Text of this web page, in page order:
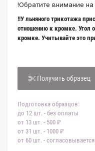
!Обратите внимание
!!У льняного трикотажа
отношению к кромке. Угол
кромке. Учитывайте это
Получить образец
Подготовка образцов:
до 12 шт. - без оплаты
от 13 шт. - 500 ₽
от 31 шт. - 1000 ₽
от 60 шт. -